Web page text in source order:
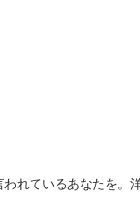
れているあなたを。